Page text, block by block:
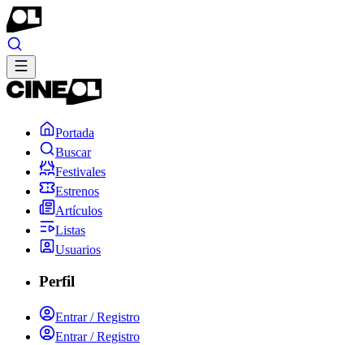
Portada
Buscar
Festivales
Estrenos
Artículos
Listas
Usuarios
Perfil
Entrar / Registro
Entrar / Registro